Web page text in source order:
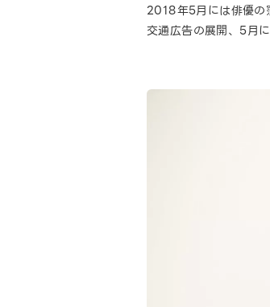
2018年5月には俳優の
交通広告の展開、5月